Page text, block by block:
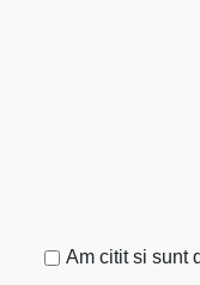
Am citit si sunt